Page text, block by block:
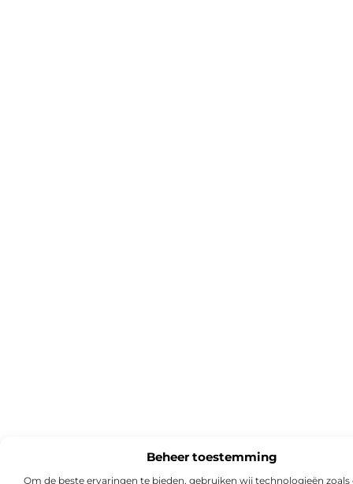
Beheer toestemming
Om de beste ervaringen te bieden, gebruiken wij technologieën zoals